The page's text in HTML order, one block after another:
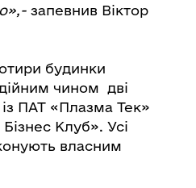
запевнив Віктор
будинки
чином дві
із ПАТ «Плазма Тек»
Клуб». Усі
власним